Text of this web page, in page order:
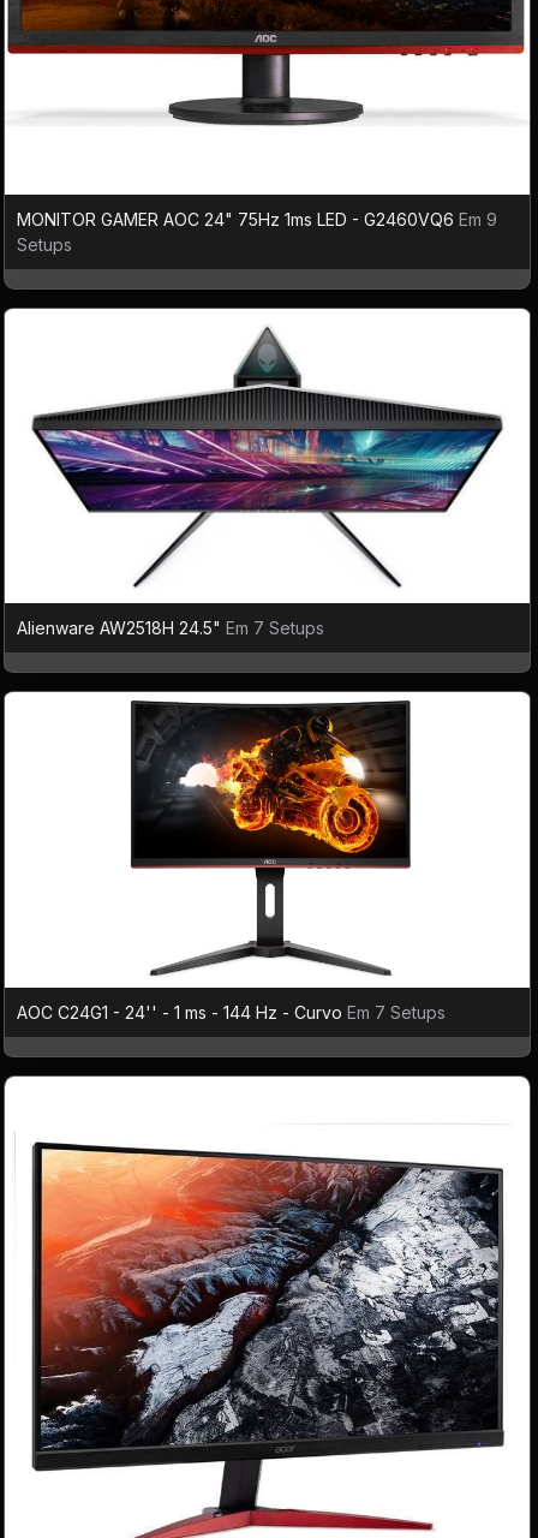
MONITOR GAMER AOC 24" 75Hz 1ms LED - G2460VQ6 Em 9
Setups
Alienware AW2518H 24.5" Em 7 Setups
AOC C24G1 - 24'' - 1 ms - 144 Hz - Curvo Em 7 Setups